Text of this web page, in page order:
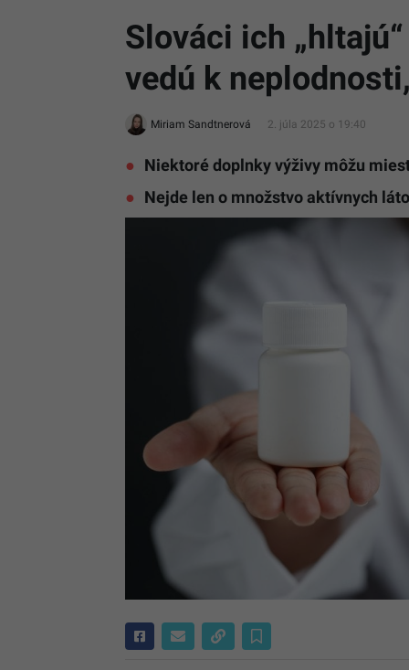
Slováci ich
vedú k
Miriam Sandtnerová 2. júla 2025 o 19:40
Niektoré doplnky výživy môžu
Nejde len o množstvo aktívnych